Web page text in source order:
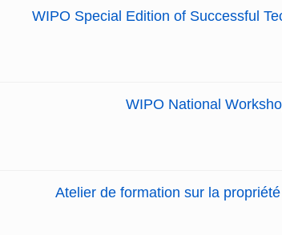
WIPO Special Edition of Successful
WIPO National
Atelier de formation sur la